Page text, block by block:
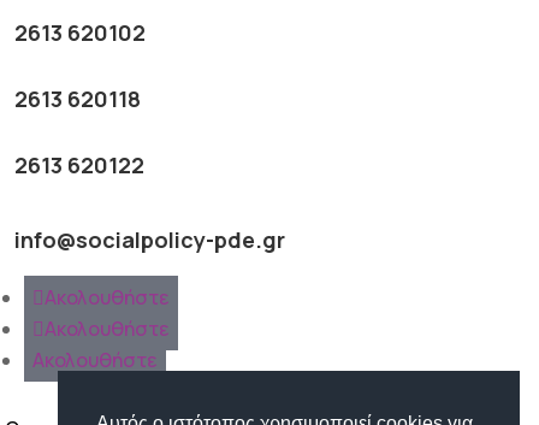
2613 620102
2613 620118
2613 620122
info@socialpolicy-pde.gr
Ακολουθήστε
Ακολουθήστε
Ακολουθήστε